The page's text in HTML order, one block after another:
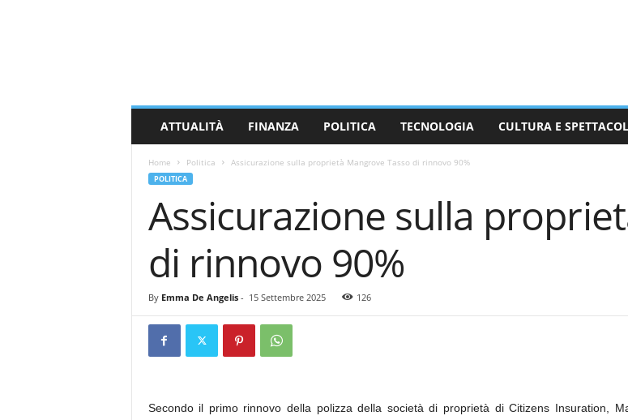
ATTUALITÀ FINANZA POLITICA TECNOLOGIA CULTURA E
Home Politica Assicurazione sulla proprietà Mangrove Tasso di rinnovo 90%
POLITICA
Assicurazione sulla
di rinnovo 90%
By Emma De Angelis- 15 Settembre 2025 126
Secondo il primo rinnovo della polizza della società di proprietà di Citizens Insuration,